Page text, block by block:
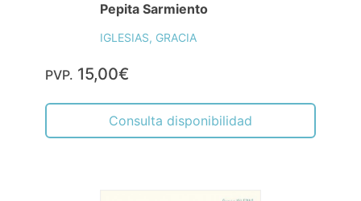
Pepita Sarmiento
IGLESIAS, GRACIA
PVP. 15,00€
Consulta disponibilidad